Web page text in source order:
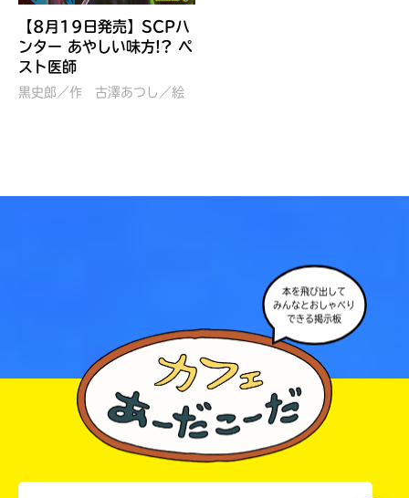
【8月19日発売】SCPハ
ンター あやしい味方!? ペ
スト医師
黒史郎／作 古澤あつし／絵
本を飛び出して
みんなとおしゃべり
できる掲示板